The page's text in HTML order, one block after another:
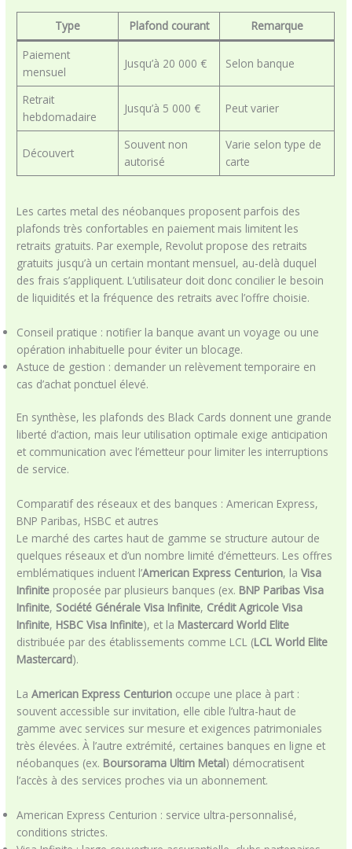
Type Plafond courant
Remarque
Paiement
mensuel
Jusqu’à 20 000 € Selon banque
Retrait
hebdomadaire
Jusqu’à 5 000 € Peut varier
Découvert
Souvent non
autorisé
Varie selon type de
carte
Les cartes metal des néobanques proposent parfois des
plafonds très confortables en paiement mais limitent les
retraits gratuits. Par exemple, Revolut propose des retraits
gratuits jusqu’à un certain montant mensuel, au-delà duquel
des frais s’appliquent. L’utilisateur doit donc concilier le besoin
de liquidités et la fréquence des retraits avec l’offre choisie.
Conseil pratique : notifier la banque avant un voyage ou une
opération inhabituelle pour éviter un blocage.
Astuce de gestion : demander un relèvement temporaire en
cas d’achat ponctuel élevé.
En synthèse, les plafonds des Black Cards donnent une grande
liberté d’action, mais leur utilisation optimale exige anticipation
et communication avec l’émetteur pour limiter les interruptions
de service.
Comparatif des réseaux et des banques : American Express,
BNP Paribas, HSBC et autres
Le marché des cartes haut de gamme se structure autour de
quelques réseaux et d’un nombre limité d’émetteurs. Les offres
emblématiques incluent l’American Express Centurion, laVisa
Infinite proposée par plusieurs banques (ex. BNP Paribas Visa
Infinite, Société Générale Visa Infinite, Crédit Agricole Visa
Infinite, HSBC Visa Infinite), et la Mastercard World Elite
distribuée par des établissements comme LCL (LCL World Elite
Mastercard).
LaAmerican Express Centurion occupe une place à part :
souvent accessible sur invitation, elle cible l’ultra-haut de
gamme avec services sur mesure et exigences patrimoniales
très élevées. À l’autre extrémité, certaines banques en ligne et
néobanques (ex. Boursorama Ultim Metal) démocratisent
l’accès à des services proches via un abonnement.
American Express Centurion : service ultra-personnalisé,
conditions strictes.